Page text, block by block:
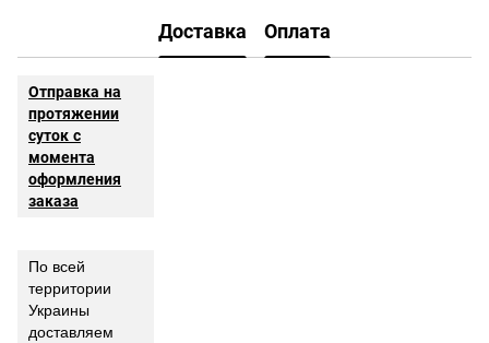
Доставка Оплата
Отправка на
протяжении
суток с
момента
оформления
заказа
По всей
территории
Украины
доставляем